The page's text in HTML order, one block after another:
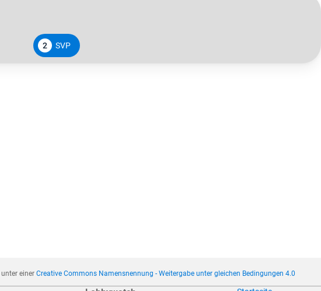
2 SVP
unter einerCreative Commons Namensnennung - Weitergabe unter gleichen Bedingungen 4.0